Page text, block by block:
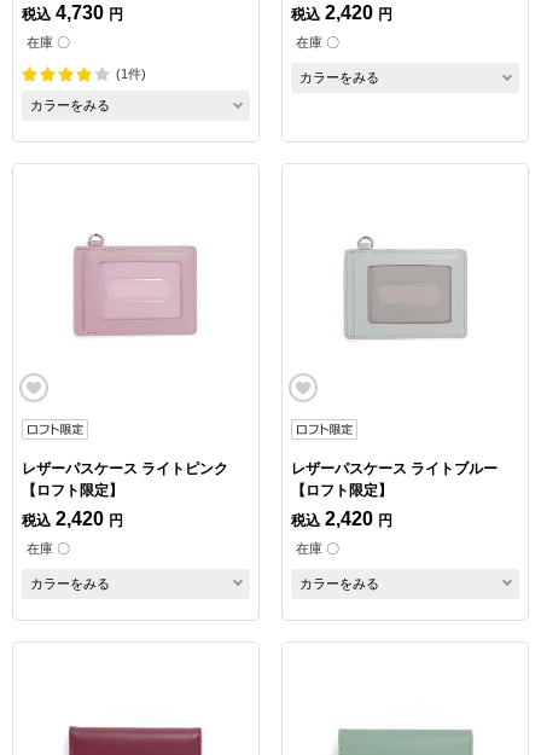
税込 4,730 円
在庫 〇
(1件)
カラーをみる
税込 2,420 円
在庫 〇
カラーをみる
レザーパスケース ライトピンク
【ロフト限定】
税込 2,420 円
在庫 〇
カラーをみる
レザーパスケース ライトブルー
【ロフト限定】
税込 2,420 円
在庫 〇
カラーをみる